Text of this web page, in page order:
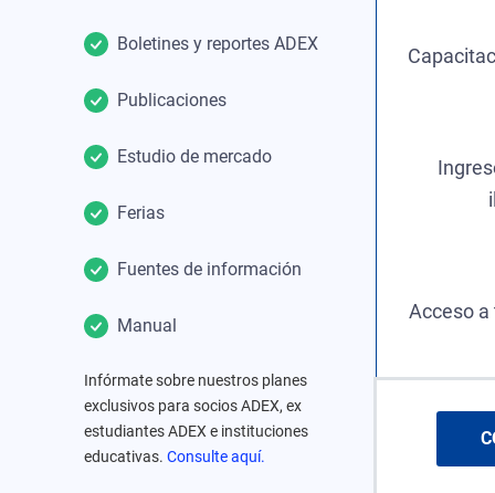
Boletines y reportes ADEX
Publicaciones
Estudio de mercado
Ferias
Fuentes de información
Manual
Infórmate sobre nuestros planes
exclusivos para socios ADEX, ex
estudiantes ADEX e instituciones
educativas. Consulte aquí.
Acceso